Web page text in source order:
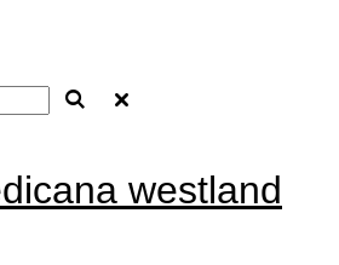
westland